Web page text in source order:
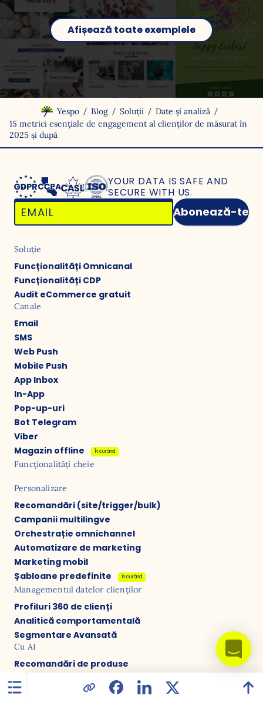
Afișează toate exemplele
Yespo / Blog / Soluții / Date și analiză /
15 metrici esențiale de engagement al clienților de măsurat în
2025 și după
YOUR DATA IS SAFE AND
SECURE WITH US.
Abonează-te
Soluție
Funcționalități Omnicanal
Funcționalități CDP
Audit eCommerce gratuit
Canale
Email
SMS
Web Push
Mobile Push
App Inbox
In-App
Pop-up-uri
Bot Telegram
Viber
Magazin offline
În curând
Funcționalități cheie
Personalizare
Recomandări (site/trigger/bulk)
Campanii multilingve
Orchestrație omnichannel
Automatizare de marketing
Marketing mobil
Șabloane predefinite
În curând
Managementul datelor clienților
Profiluri 360 de clienți
Analitică comportamentală
Segmentare Avansată
Cu AI
Recomandări de produse
Segmentare predictivă
Agenți